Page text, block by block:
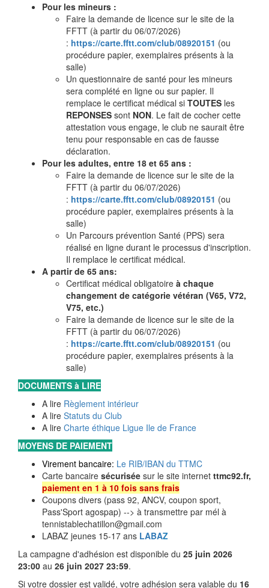
Pour les mineurs :
Faire la demande de licence sur le site de la
FFTT (à partir du 06/07/2026)
: https://carte.fftt.com/club/08920151 (ou
procédure papier, exemplaires présents à la
salle)
Un questionnaire de santé pour les mineurs
sera complété en ligne ou sur papier. Il
remplace le certificat médical si TOUTES les
REPONSES sont NON. Le fait de cocher cette
attestation vous engage, le club ne saurait être
tenu pour responsable en cas de fausse
déclaration.
Pour les adultes, entre 18 et 65 ans :
Faire la demande de licence sur le site de la
FFTT (à partir du 06/07/2026)
: https://carte.fftt.com/club/08920151 (ou
procédure papier, exemplaires présents à la
salle)
Un Parcours prévention Santé (PPS) sera
réalisé en ligne durant le processus d'inscription.
Il remplace le certificat médical.
A partir de 65 ans:
Certificat médical obligatoire à chaque
changement de catégorie vétéran (V65, V72,
V75, etc.)
Faire la demande de licence sur le site de la
FFTT (à partir du 06/07/2026)
: https://carte.fftt.com/club/08920151 (ou
procédure papier, exemplaires présents à la
salle)
DOCUMENTS à LIRE
A lire Règlement intérieur
A lire Statuts du Club
A lire Charte éthique Ligue Ile de France
MOYENS DE PAIEMENT
Virement bancaire: Le RIB/IBAN du TTMC
Carte bancaire sécurisée sur le site internet ttmc92.fr,
paiement en 1 à 10 fois sans frais
Coupons divers (pass 92, ANCV, coupon sport,
Pass'Sport agospap) --> à transmettre par mél à
tennistablechatillon@gmail.com
LABAZ jeunes 15-17 ans LABAZ
La campagne d'adhésion est disponible du 25 juin 2026
23:00 au 26 juin 2027 23:59.
Si votre dossier est validé, votre adhésion sera valable du 16